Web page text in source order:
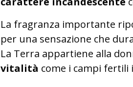
La fragranza importante
per una sensazione che
La Terra appartiene alla
vitalità come i campi fertili